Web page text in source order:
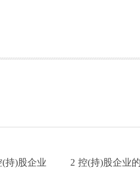
持)股企业 2 控(持)股企业